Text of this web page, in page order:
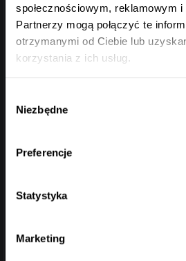
społecznościowym, reklamowym
Partnerzy mogą połączyć te
otrzymanymi od Ciebie lub
korzystania z ich usług.
zgody
Niezbędne
Preferencje
Statystyka
Marketing